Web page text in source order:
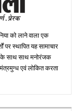
को लाने वाला एक
स्थापित यह सामाचार
के साथ साथ मनोरंजक
एवं लोकित करता